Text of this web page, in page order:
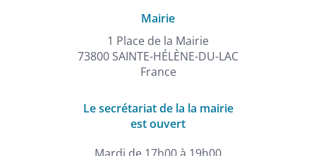
Mairie
1 Place de la Mairie
73800 SAINTE-HÉLÈNE-DU-LAC
France
Le secrétariat de la la mairie
est ouvert